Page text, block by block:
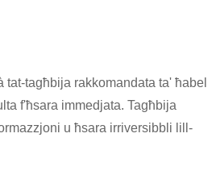
tagħbija rakkomandata ta' ħabel
f'ħsara immedjata. Tagħbija
u ħsara irriversibbli lill-